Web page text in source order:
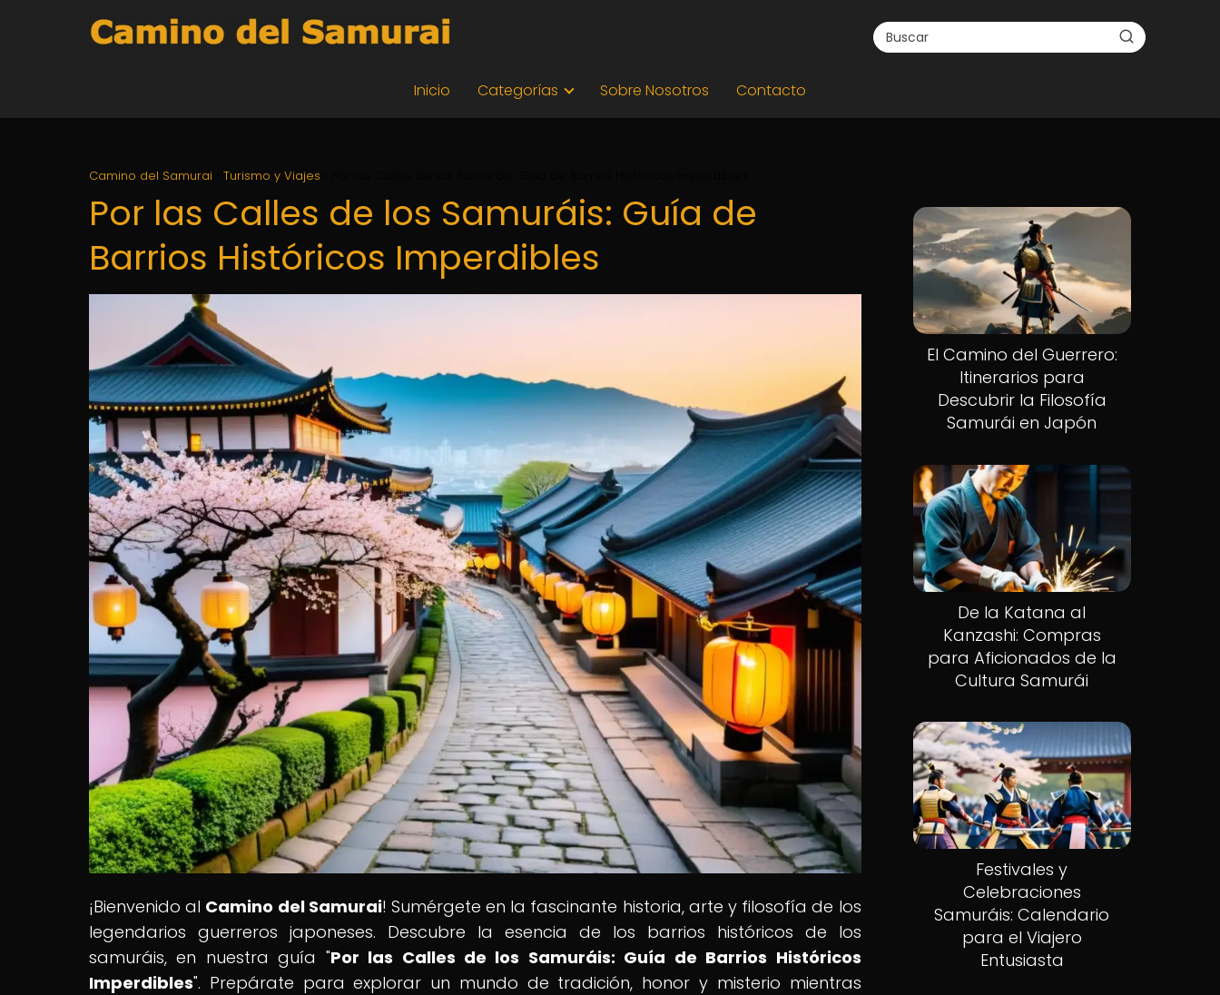
Inicio Categorías Sobre Nosotros Contacto
Camino del Samurai Turismo y Viajes
Por las Calles de los Samuráis: Guía de
Barrios Históricos Imperdibles
¡Bienvenido al Camino del Samurai! Sumérgete en la fascinante historia, arte y filosofía de los
legendarios guerreros japoneses. Descubre la esencia de los barrios históricos de los
samuráis, en nuestra guía "Por las Calles de los Samuráis: Guía de Barrios Históricos
Imperdibles". Prepárate para explorar un mundo de tradición, honor y misterio mientras
El Camino del Guerrero:
Itinerarios para
Descubrir la Filosofía
Samurái en Japón
De la Katana al
Kanzashi: Compras
para Aficionados de la
Cultura Samurái
Festivales y
Celebraciones
Samuráis: Calendario
para el Viajero
Entusiasta